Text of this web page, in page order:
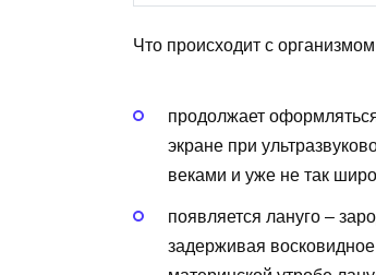
Что происходит с
продолжает
экране при
веками и уже не так
появляется лануго –
задерживая